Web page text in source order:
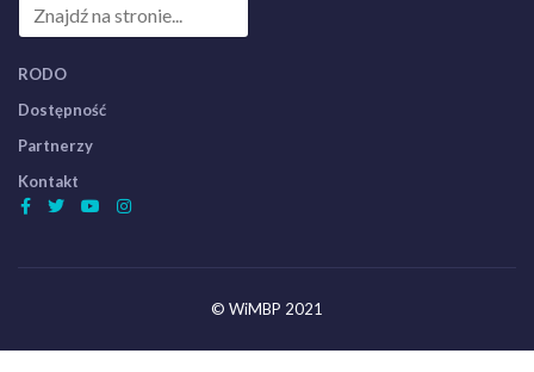
RODO
Dostępność
Partnerzy
Kontakt
© WiMBP 2021